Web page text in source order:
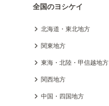
全国のヨシケイ
北海道・東北地方
関東地方
東海・北陸・甲信越地方
関西地方
中国・四国地方